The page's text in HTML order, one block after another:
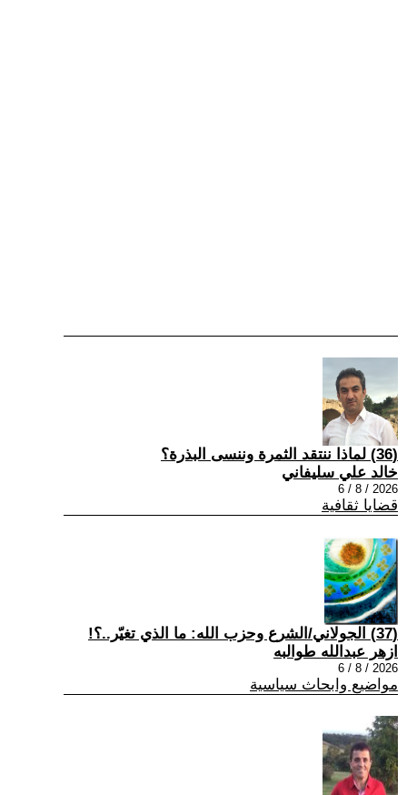
(36) لماذا ننتقد الثمرة وننسى البذرة؟
خالد علي سليفاني
2026 / 8 / 6
قضايا ثقافية
(37) الجولاني/الشرع وحزب الله: ما الذي تغيّر..؟!
ازهر عبدالله طوالبه
2026 / 8 / 6
مواضيع وابحاث سياسية